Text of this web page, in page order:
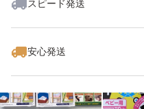
スピード発送
安心発送